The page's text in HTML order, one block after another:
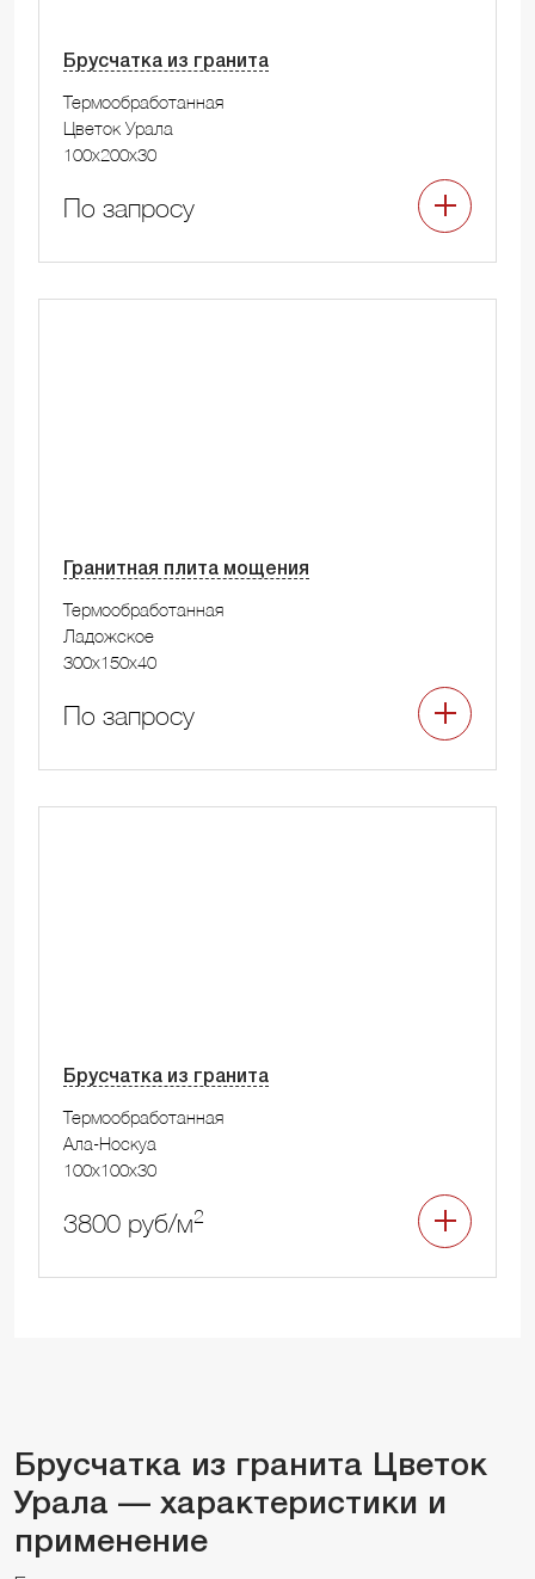
Брусчатка из гранита
Термообработанная
Цветок Урала
100x200x30
По запросу
Гранитная плита мощения
Термообработанная
Ладожское
300x150x40
По запросу
Брусчатка из гранита
Термообработанная
Ала-Носкуа
100x100x30
3800 руб/м2
Брусчатка из гранита Цветок
Урала — характеристики и
применение